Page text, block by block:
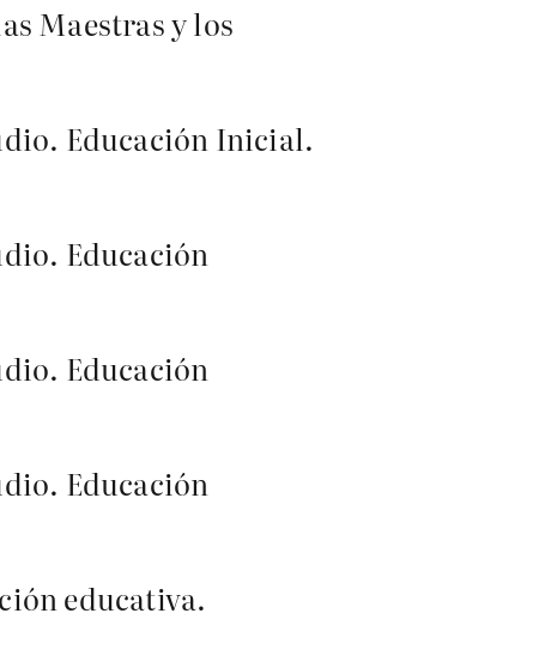
Maestras y los
Educación Inicial.
Educación
Educación
Educación
educativa.